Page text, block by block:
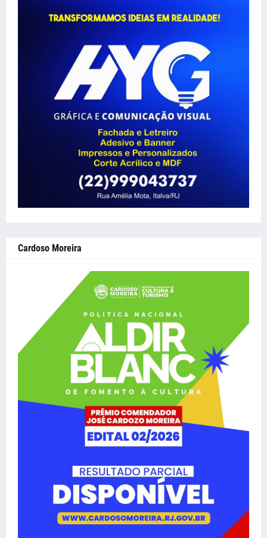
Cardoso Moreira